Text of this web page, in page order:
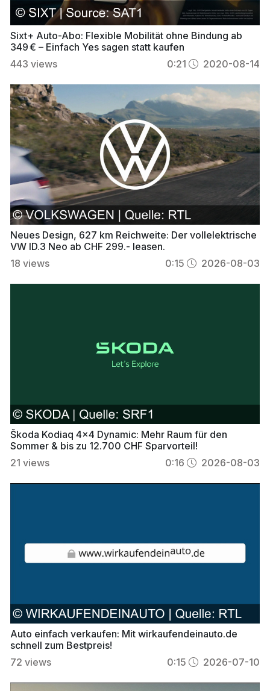
Sixt+ Auto-Abo: Flexible Mobilität ohne Bindung ab
349 € – Einfach Yes sagen statt kaufen
443 views 0:21 2020-08-14
Neues Design, 627 km Reichweite: Der vollelektrische
VW ID.3 Neo ab CHF 299.- leasen.
18 views 0:15 2026-08-03
Škoda Kodiaq 4x4 Dynamic: Mehr Raum für den
Sommer & bis zu 12.700 CHF Sparvorteil!
21 views 0:16 2026-08-03
Auto einfach verkaufen: Mit wirkaufendeinauto.de
schnell zum Bestpreis!
72 views 0:15 2026-07-10